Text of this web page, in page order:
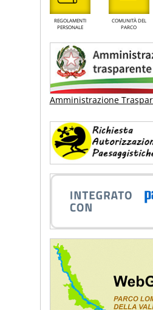
REGOLAMENTI
PERSONALE
COMUNITÀ DEL
PARCO
Amministrazione